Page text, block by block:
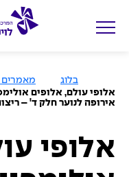
ו
ד
י
ת
בלוג
אלופי עולם, אלופים
אירופה לנוער חלק ד' –
אלופי